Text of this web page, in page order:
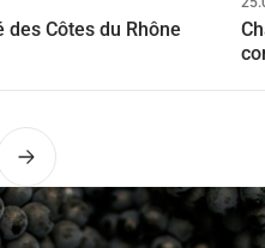
des Côtes du Rhône
Suivant